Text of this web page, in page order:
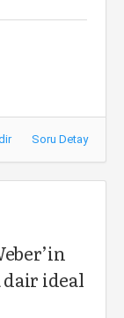
Soru Detay
dair ideal